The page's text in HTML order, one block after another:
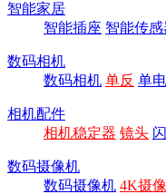
智能家居
智能插座 智能传感
数码相机
数码相机 单反 单电
相机配件
相机稳定器 镜头
数码摄像机
数码摄像机 4K摄